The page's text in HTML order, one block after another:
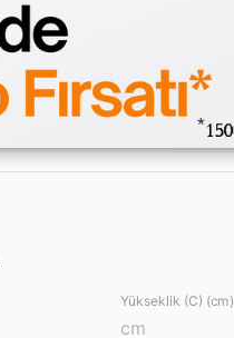
Yükseklik (C) (cm)